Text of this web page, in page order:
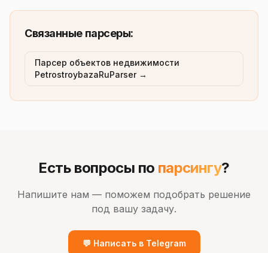
Связанные парсеры:
Парсер объектов недвижимости
PetrostroybazaRuParser →
Есть вопросы по парсингу?
Напишите нам — поможем подобрать решение
под вашу задачу.
💬 Написать в Telegram